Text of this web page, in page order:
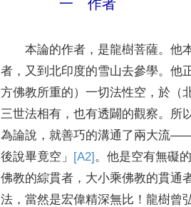
一 作者
本論的作者 ， 是龍樹菩薩。他
者 ， 又到北印度的雪山去參學。他
方佛教所重的）一切法性空 ，於（
三世法相有 ，也有透闢的觀察。
所
為論說 ， 就善巧的溝通了兩大流
後說畢竟空 」 [A2]。他是空有無礙
佛教的綜貫者 ， 大小乘佛教的貫通
法 ，當然是宏偉精深無比 ！龍樹曾